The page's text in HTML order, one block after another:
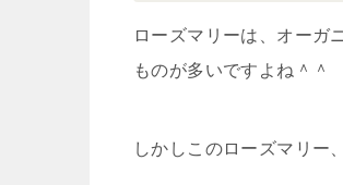
ローズマリーは、オーガ
ものが多いですよね＾＾
しかしこのローズマリー